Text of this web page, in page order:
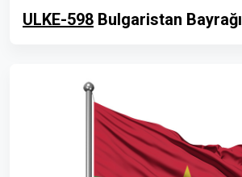
ULKE-598 Bulgaristan Bayrağı